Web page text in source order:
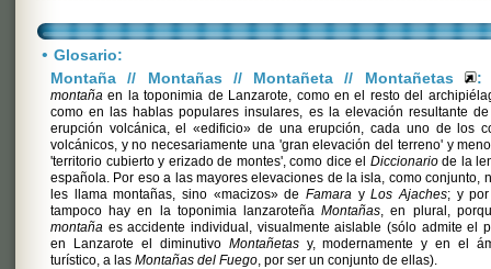
• Glosario:
Montaña // Montañas // Montañeta // Montañetas
:
montaña en la toponimia de Lanzarote, como en el resto del
como en las hablas populares insulares, es la elevación resultante
erupción volcánica, el «edificio» de una erupción, cada uno de los
volcánicos, y no necesariamente una 'gran elevación del terreno' y
'territorio cubierto y erizado de montes', como dice el Diccionariode la
española. Por eso a las mayores elevaciones de la isla, como conjunto,
les llama montañas, sino «macizos» de Famara yLos Ajaches; y
tampoco hay en la toponimia lanzaroteñaMontañas, en plural,
montaña es accidente individual, visualmente aislable (sólo admite el
en Lanzarote el diminutivo Montañetasy, modernamente y en el
turístico, a las Montañas del Fuego, por ser un conjunto de ellas).